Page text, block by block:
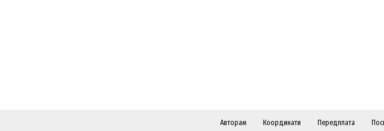
Авторам Координати Передплата